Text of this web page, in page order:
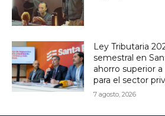
Ley Tributaria
semestral en
ahorro superior
para el sector
7 agosto, 2026